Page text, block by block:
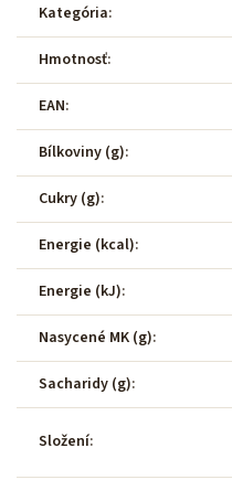
Kategória:
Hmotnosť:
EAN:
Bílkoviny (g):
Cukry (g):
Energie (kcal):
Energie (kJ):
Nasycené MK (g):
Sacharidy (g):
Složení: